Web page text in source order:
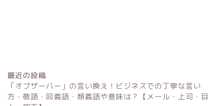
最近の投稿
「オブザーバー」の言い換え！ビジネスでの丁寧な言い
方・敬語・同義語・類義語や意味は？【メール・上司・目